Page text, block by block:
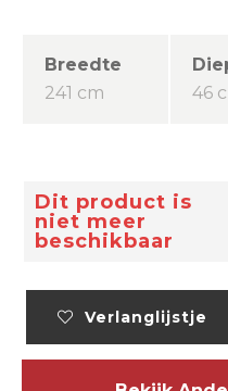
Breedte
241 cm
46
Dit product is
niet meer
beschikbaar
Verlanglijstje